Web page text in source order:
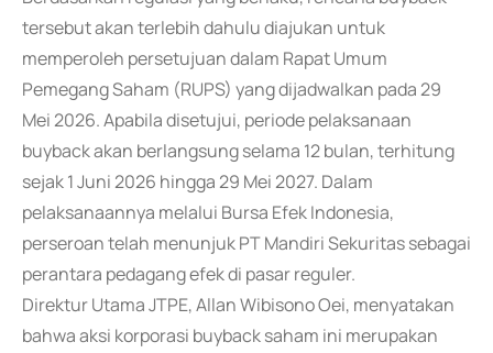
tersebut akan terlebih dahulu diajukan untuk
memperoleh persetujuan dalam Rapat Umum
Pemegang Saham (RUPS) yang dijadwalkan pada 29
Mei 2026. Apabila disetujui, periode pelaksanaan
buyback akan berlangsung selama 12 bulan, terhitung
sejak 1 Juni 2026 hingga 29 Mei 2027. Dalam
pelaksanaannya melalui Bursa Efek Indonesia,
perseroan telah menunjuk PT Mandiri Sekuritas sebagai
perantara pedagang efek di pasar reguler.
Direktur Utama JTPE, Allan Wibisono Oei, menyatakan
bahwa aksi korporasi buyback saham ini merupakan